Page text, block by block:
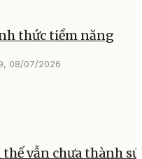
thức tiềm năng
08/07/2026
thế vẫn chưa thành